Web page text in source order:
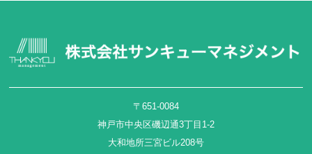
〒651-0084
神戸市中央区磯辺通3丁目1-2
大和地所三宮ビル208号